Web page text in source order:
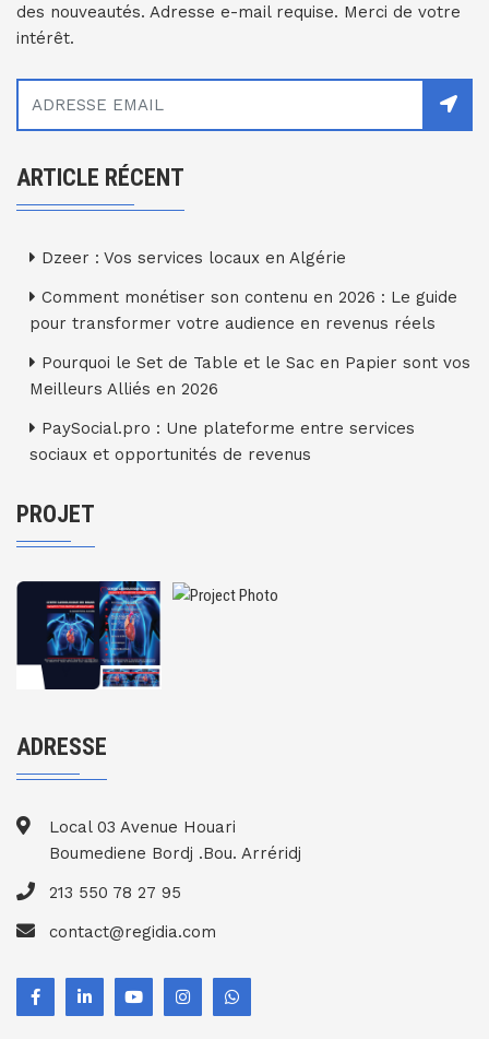
des nouveautés. Adresse e-mail requise. Merci de votre
intérêt.
ARTICLE RÉCENT
Dzeer : Vos services locaux en Algérie
Comment monétiser son contenu en 2026 : Le guide
pour transformer votre audience en revenus réels
Pourquoi le Set de Table et le Sac en Papier sont vos
Meilleurs Alliés en 2026
PaySocial.pro : Une plateforme entre services
sociaux et opportunités de revenus
PROJET
ADRESSE
Local 03 Avenue Houari
Boumediene Bordj .Bou. Arréridj
213 550 78 27 95
contact@regidia.com